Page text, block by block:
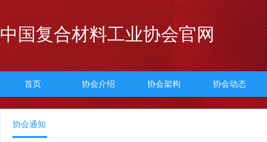
中国复合材料工业协会官网
首页 协会介绍 协会架构 协会动态
协会通知